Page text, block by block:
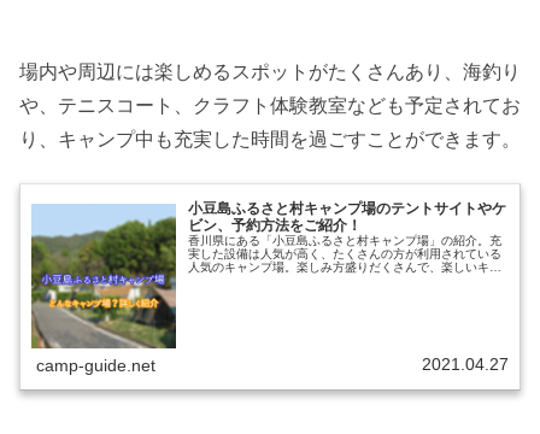
場内や周辺には楽しめるスポットがたくさんあり、海釣り
や、テニスコート、クラフト体験教室なども予定されてお
り、キャンプ中も充実した時間を過ごすことができます。
小豆島ふるさと村キャンプ場のテントサイトやケ
ビン、予約方法をご紹介！
香川県にある「小豆島ふるさと村キャンプ場」の紹介。充
実した設備は人気が高く、たくさんの方が利用されている
人気のキャンプ場。楽しみ方盛りだくさんで、楽しいキャ
camp-guide.net 2021.04.27